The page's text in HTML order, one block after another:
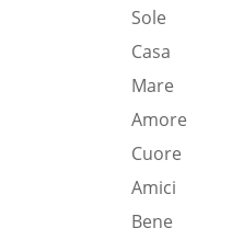
Sole
Casa
Mare
Amore
Cuore
Amici
Bene